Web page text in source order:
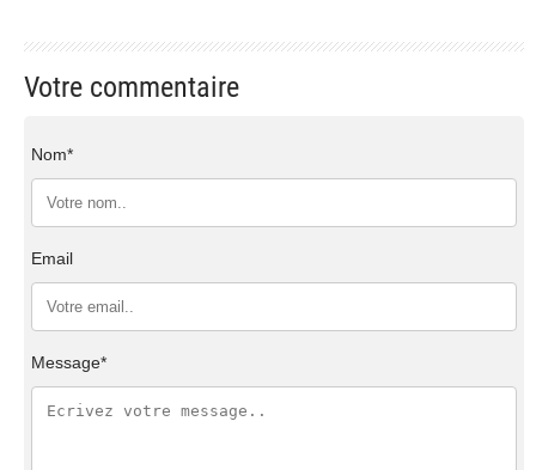
Votre commentaire
Nom*
Email
Message*